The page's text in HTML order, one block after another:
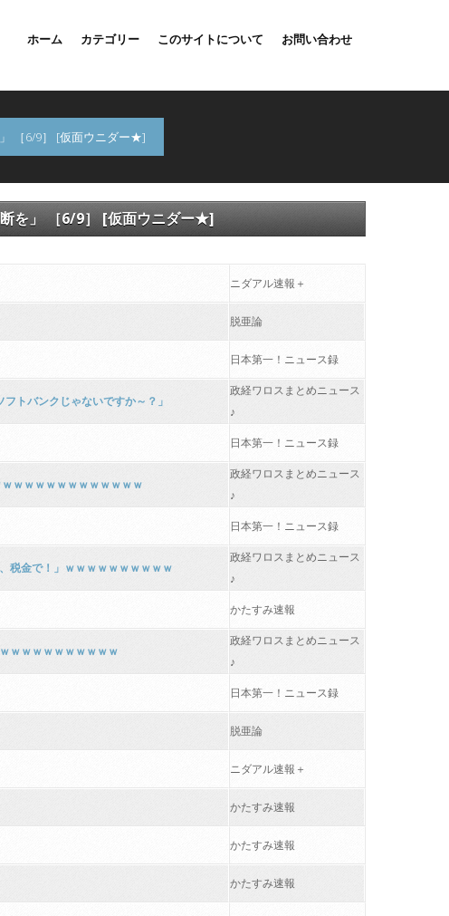
ホーム カテゴリー このサイトについて お問い合わせ
［6/9］ [仮面ウニダー★]
断を」 ［6/9］ [仮面ウニダー★]
ニダアル速報＋
脱亜論
日本第一！ニュース録
トバンクじゃないですか～？」
政経ワロスまとめニュース
♪
日本第一！ニュース録
ｗｗｗｗｗｗｗｗｗｗｗｗ
政経ワロスまとめニュース
♪
日本第一！ニュース録
税金で！」ｗｗｗｗｗｗｗｗｗｗ
政経ワロスまとめニュース
♪
かたすみ速報
ｗｗｗｗｗｗｗｗｗｗ
政経ワロスまとめニュース
♪
日本第一！ニュース録
脱亜論
ニダアル速報＋
かたすみ速報
かたすみ速報
かたすみ速報